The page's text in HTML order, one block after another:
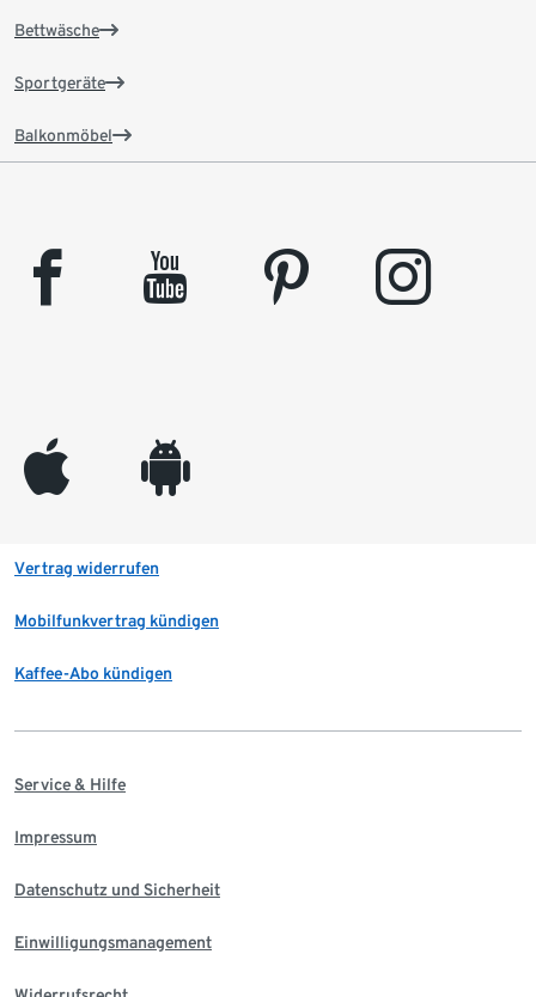
Bettwäsche
Sportgeräte
Balkonmöbel
facebook youtube pinterest instagram
appleinc android
Vertrag widerrufen
Mobilfunkvertrag kündigen
Kaffee-Abo kündigen
Service & Hilfe
Impressum
Datenschutz und Sicherheit
Einwilligungsmanagement